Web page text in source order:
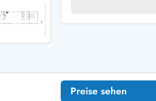
Husby
Preise sehen